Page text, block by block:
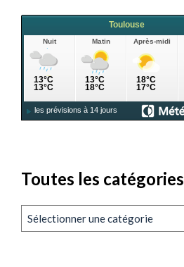
Toutes les catégories
Toutes